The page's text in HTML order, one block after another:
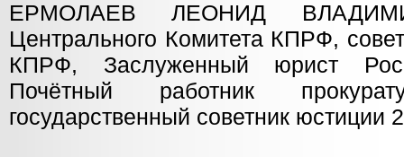
ЕРМОЛАЕВ ЛЕОНИД
Центрального Комитета КПРФ,
КПРФ, Заслуженный юрист
Почётный работник
государственный советник юстиции